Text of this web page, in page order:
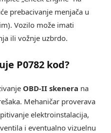
prebacivanje menjača u
Vozilo može imati
ili vožnje uzbrdo.
P0782 kod?
OBD-II skenera na
Mehaničar proverava
elektroinstalacija,
i eventualno vizuelnu